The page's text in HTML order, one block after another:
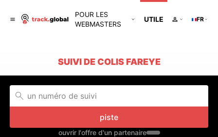
POUR LES
WEBMASTERS
UTILE FR
SUIVI DE COLIS FAREYE
piste
ouvrir l'offre d'un partenaire